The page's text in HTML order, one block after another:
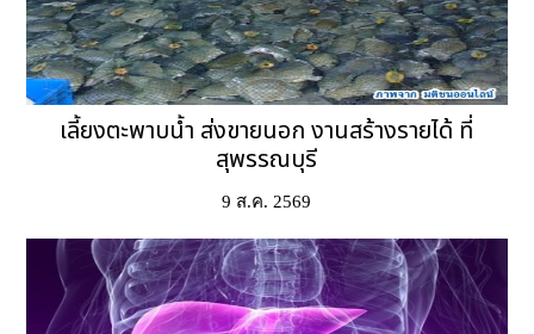
เลี้ยงตะพาบน้ำ ส่งขายนอก งานสร้างรายได้ ที่
สุพรรณบุรี
9 ส.ค. 2569